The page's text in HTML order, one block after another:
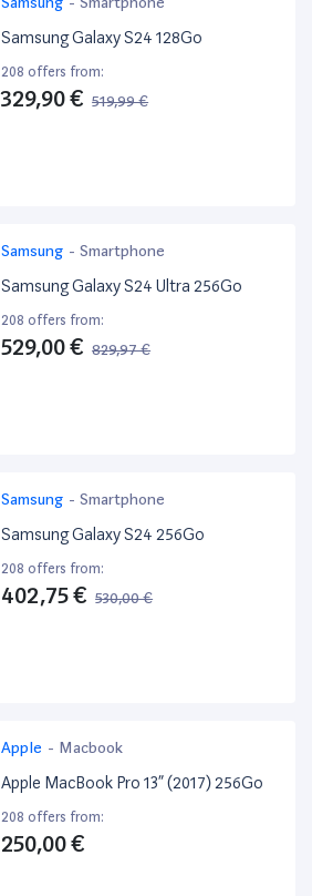
Samsung Galaxy S24 128Go
208 offers from:
329,90 € 519,99 €
Samsung - Smartphone
Samsung Galaxy S24 Ultra 256Go
208 offers from:
529,00 € 829,97 €
Samsung - Smartphone
Samsung Galaxy S24 256Go
208 offers from:
402,75 € 530,00 €
Apple - Macbook
Apple MacBook Pro 13” (2017) 256Go
208 offers from:
250,00 €